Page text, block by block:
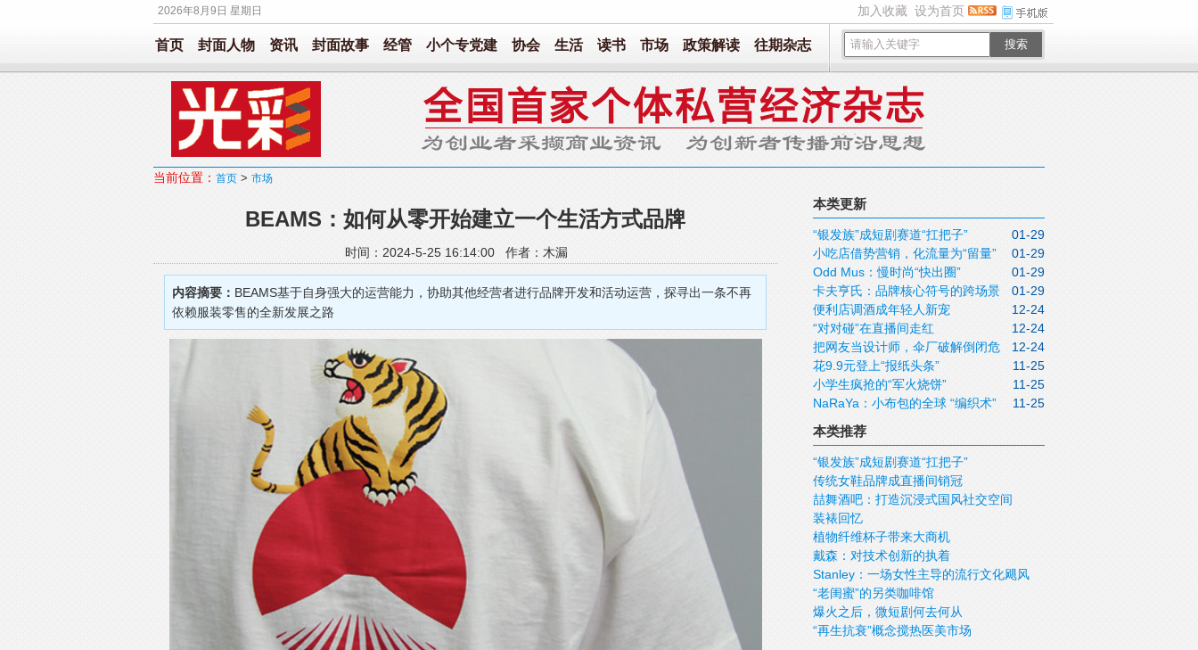
2026年8月9日 星期日 加入收藏 设为首页
搜索
首页 封面人物 资讯 封面故事 经管 小个专党建 协会 生活 读书 市场 政策解读 往期杂志
当前位置： 首页 > 市场
BEAMS：如何从零开始建立一个生活方式品牌
时间：2024-5-25 16:14:00 作者：木漏
内容摘要： BEAMS基于自身强大的运营能力，协助其他经营者进行品牌开发和活动运营，探寻出一条不再
依赖服装零售的全新发展之路
本类更新
01-29
“银发族”成短剧赛道“扛把子”
01-29
小吃店借势营销，化流量为“留量”
01-29
Odd Mus：慢时尚“快出圈”
01-29
卡夫亨氏：品牌核心符号的跨场景
运用 12-24
便利店调酒成年轻人新宠
12-24
“对对碰”在直播间走红
12-24
把网友当设计师，伞厂破解倒闭危
机 11-25
花9.9元登上“报纸头条”
11-25
小学生疯抢的“军火烧饼”
11-25
NaRaYa：小布包的全球 “编织术”
本类推荐
“银发族”成短剧赛道“扛把子”
传统女鞋品牌成直播间销冠
喆舞酒吧：打造沉浸式国风社交空间
装裱回忆
植物纤维杯子带来大商机
戴森：对技术创新的执着
Stanley：一场女性主导的流行文化飓风
“老闺蜜”的另类咖啡馆
爆火之后，微短剧何去何从
“再生抗衰”概念搅热医美市场